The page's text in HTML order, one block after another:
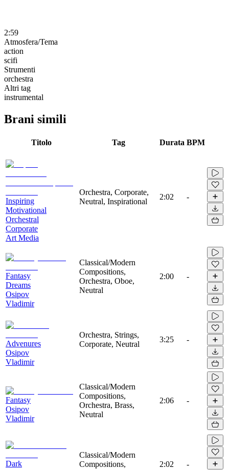
2:59
Atmosfera/Tema
action
scifi
Strumenti
orchestra
Altri tag
instrumental
Brani simili
Titolo Tag Durata BPM
Inspiring
Motivational
Orchestral
Corporate
Art Media
Orchestra, Corporate,
Neutral, Inspirational
2:02 -
Fantasy
Dreams
Osipov
Vladimir
Classical/Modern
Compositions,
Orchestra, Oboe,
Neutral
2:00 -
Advenures
Osipov
Vladimir
Orchestra, Strings,
Corporate, Neutral
3:25 -
Fantasy
Osipov
Vladimir
Classical/Modern
Compositions,
Orchestra, Brass,
Neutral
2:06 -
Dark
Classical/Modern
Compositions,
2:02 -